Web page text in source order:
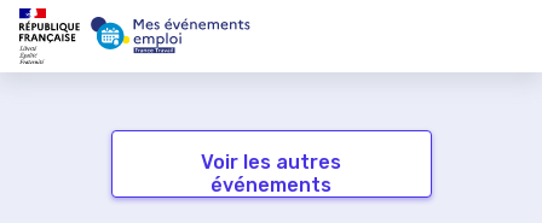
Voir les autres
événements